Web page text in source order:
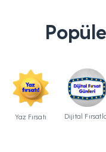
Yaz Fırsatı Dijital